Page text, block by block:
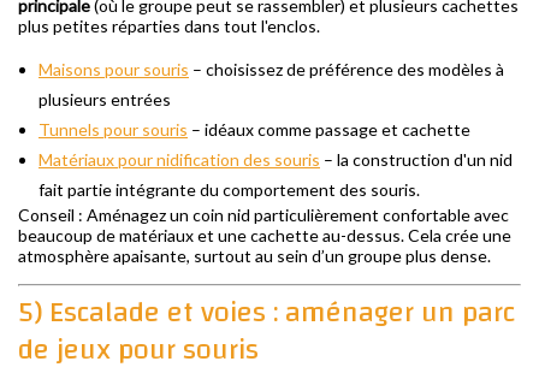
principale(où le groupe peut se rassembler) et plusieurs cachettes
plus petites réparties dans tout l'enclos.
Maisons pour souris – choisissez de préférence des modèles à
plusieurs entrées
Tunnels pour souris – idéaux comme passage et cachette
Matériaux pour nidification des souris – la construction d'un nid
fait partie intégrante du comportement des souris.
Conseil : Aménagez un coin nid particulièrement confortable avec
beaucoup de matériaux et une cachette au-dessus. Cela crée une
atmosphère apaisante, surtout au sein d’un groupe plus dense.
5) Escalade et voies : aménager un parc
de jeux pour souris